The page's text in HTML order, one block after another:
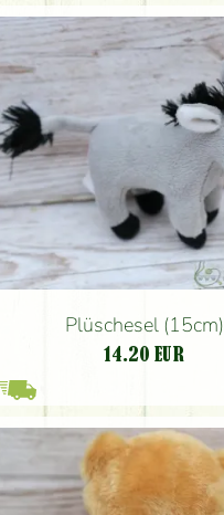
Plüschesel (15cm)
14.20 EUR